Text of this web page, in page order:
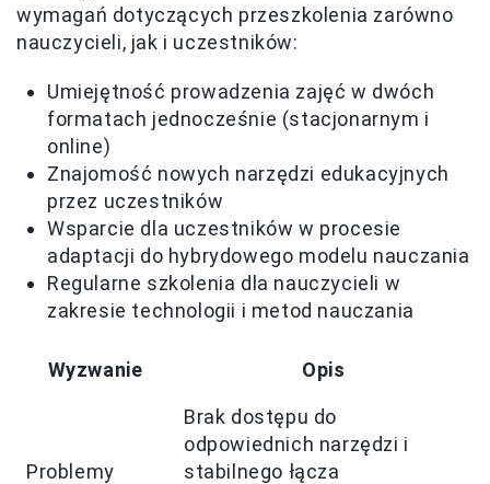
wymagań dotyczących przeszkolenia zarówno
nauczycieli, jak i uczestników:
Umiejętność prowadzenia zajęć w dwóch
formatach jednocześnie (stacjonarnym i
online)
Znajomość nowych narzędzi edukacyjnych
przez uczestników
Wsparcie dla uczestników w procesie
adaptacji do hybrydowego modelu nauczania
Regularne szkolenia dla nauczycieli w
zakresie technologii i metod nauczania
Wyzwanie Opis
Problemy
Brak dostępu do
odpowiednich narzędzi i
stabilnego łącza